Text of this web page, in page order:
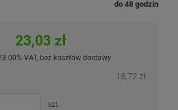
do 48 godzin
23,03 zł
VAT, bez kosztów dostawy
18,72 zł
szt.